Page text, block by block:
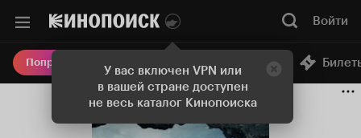
У вас включен VPN или
в вашей стране доступен
не весь каталог Кинопоиска
Войти
Попробовать Плюс Онлайн-кинотеатр